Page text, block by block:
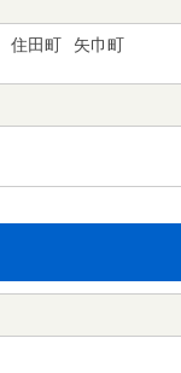
住田町 矢巾町